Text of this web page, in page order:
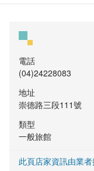
電話
(04)24228083
地址
崇德路三段111號
類型
一般旅館
此頁店家資訊由業者